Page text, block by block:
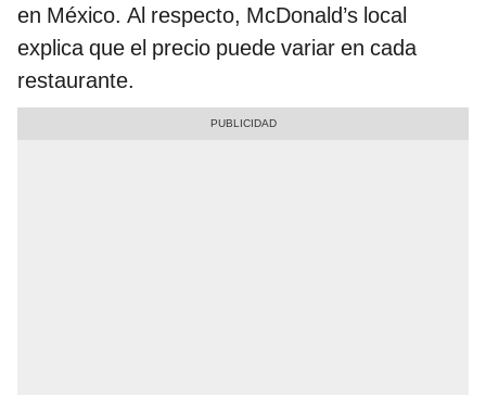
en México. Al respecto, McDonald’s local
explica que el precio puede variar en cada
restaurante.